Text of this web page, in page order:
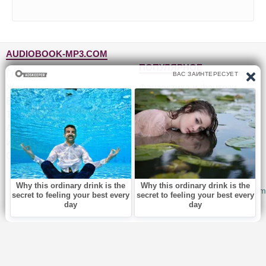
AUDIOBOOK-MP3.COM
Главная
Жанры
Блог
Топ-100
Авторы
Исполнители
Обратная связь
ПОПУЛЯРНОЕ
Фантастика и фэнтези
Детективы, триллеры
Для детей
Роман, проза
Приключения
Юмор, сатира
© 2010-2026Audiobook-mp3.com